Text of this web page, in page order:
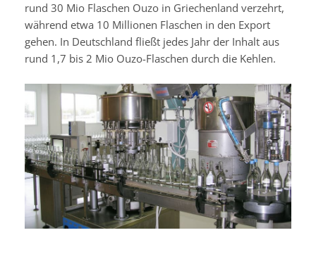
rund 30 Mio Flaschen Ouzo in Griechenland verzehrt,
während etwa 10 Millionen Flaschen in den Export
gehen. In Deutschland fließt jedes Jahr der Inhalt aus
rund 1,7 bis 2 Mio Ouzo-Flaschen durch die Kehlen.